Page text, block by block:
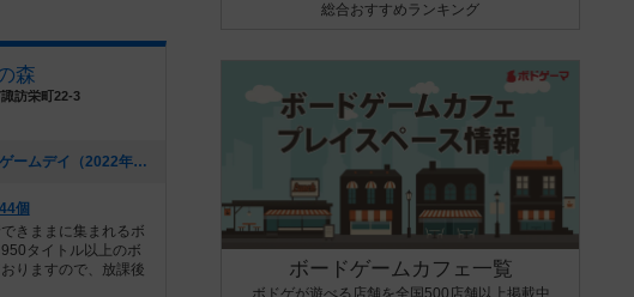
森
訪栄町22-3
[NEW] 第122回魔王の森ゲームデイ（2022年11月08日 10時23分）
個
きままに集まれるボ
タイトル以上のボ
りますので、放課後
総合おすすめランキング
ボードゲームカフェ一覧
ボドゲが遊べる店舗を全国500店舗以上掲載中